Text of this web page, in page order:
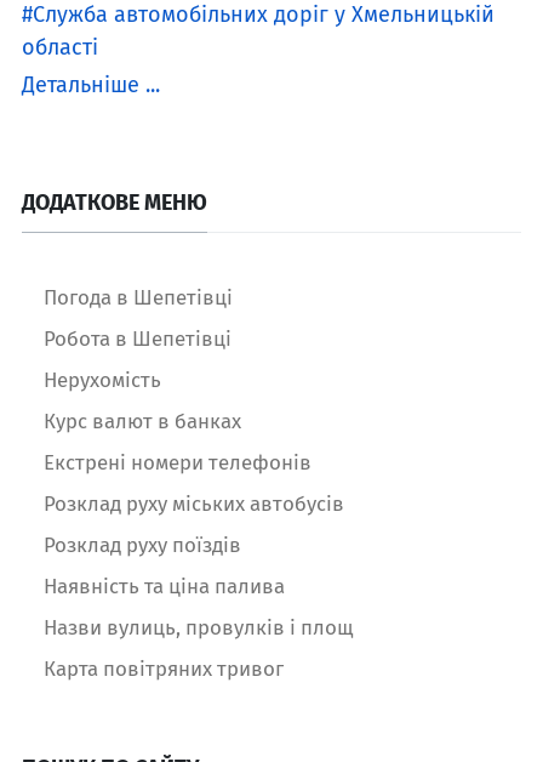
Служба автомобільних доріг у Хмельницькій
області
Детальніше ...
ДОДАТКОВЕ МЕНЮ
Погода в Шепетівці
Робота в Шепетівці
Нерухомість
Курс валют в банках
Екстрені номери телефонів
Розклад руху міських автобусів
Розклад руху поїздів
Наявність та ціна палива
Назви вулиць, провулків і площ
Карта повітряних тривог